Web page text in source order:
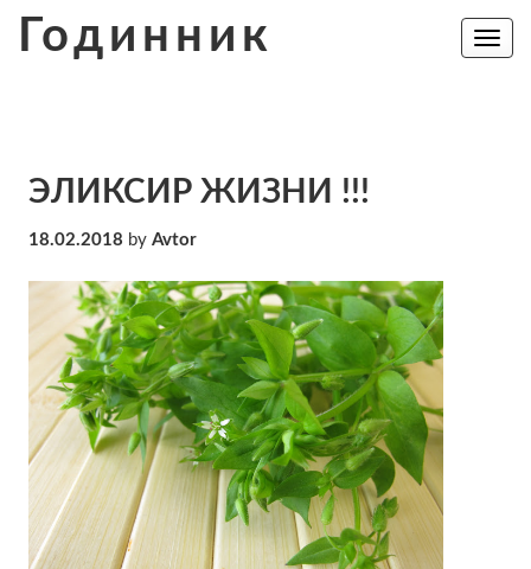
Годинник
Toggle
ЭЛИКСИР ЖИЗНИ !!!
18.02.2018 by Avtor